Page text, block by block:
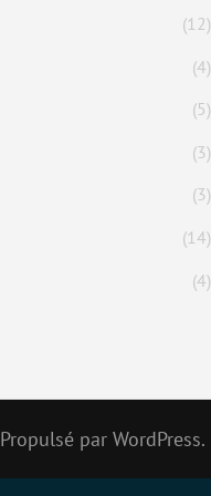
(12)
(4)
(5)
(3)
(3)
(14)
(4)
Propulsé par WordPress.